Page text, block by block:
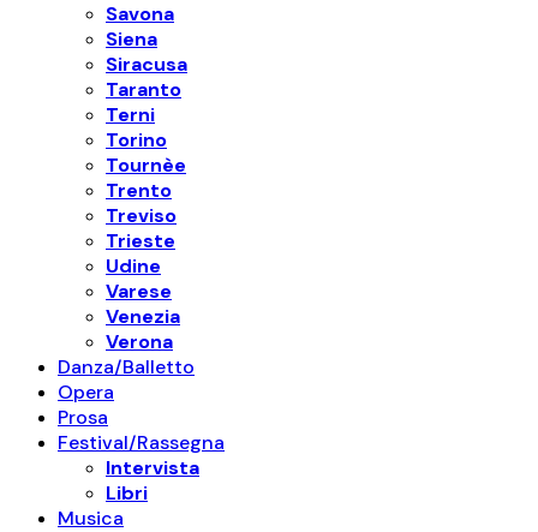
Savona
Siena
Siracusa
Taranto
Terni
Torino
Tournèe
Trento
Treviso
Trieste
Udine
Varese
Venezia
Verona
Danza/Balletto
Opera
Prosa
Festival/Rassegna
Intervista
Libri
Musica